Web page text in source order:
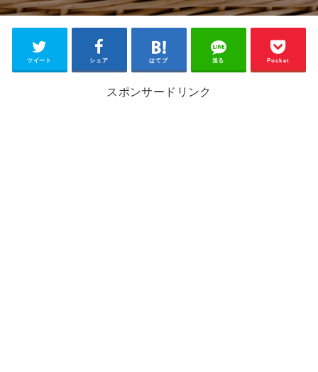
ツイート シェア はてブ 送る Pocket
スポンサードリンク